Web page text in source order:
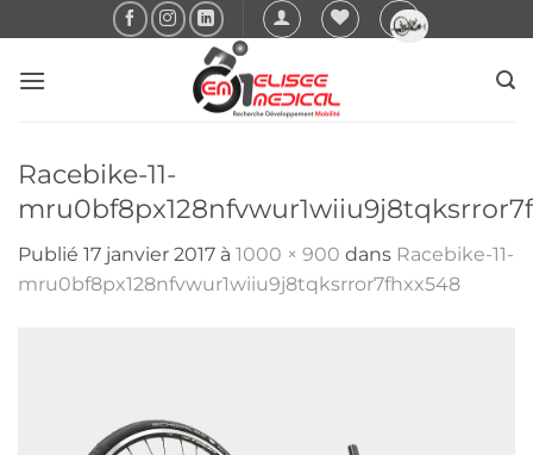
au
contenu
Racebike-11-
Publié 17 janvier 2017 à 1000 × 900 dans Racebike-11-
mru0bf8px128nfvwur1wiiu9j8tqksrror7fhxx548